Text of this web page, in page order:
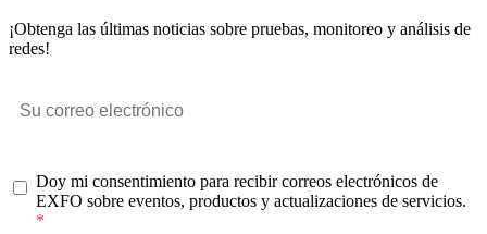
¡Obtenga las últimas noticias sobre pruebas, monitoreo y análisis de
redes!
Doy mi consentimiento para recibir correos electrónicos de
EXFO sobre eventos, productos y actualizaciones de servicios.